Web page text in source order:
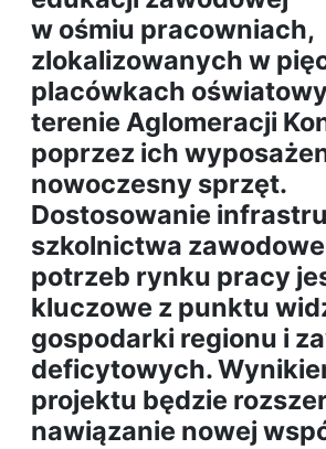
w ośmiu pracowniach,
zlokalizowanych w
placówkach
terenie Aglomeracji
poprzez ich
nowoczesny sprzęt.
Dostosowanie
szkolnictwa
potrzeb rynku pracy
kluczowe z punktu
gospodarki regionu i
deficytowych.
projektu będzie
nawiązanie nowej